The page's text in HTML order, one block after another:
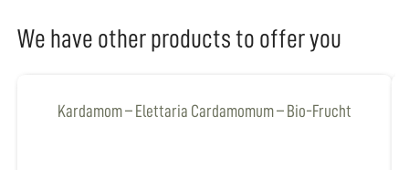
We have other products to offer you
Kardamom – Elettaria Cardamomum – Bio-Frucht